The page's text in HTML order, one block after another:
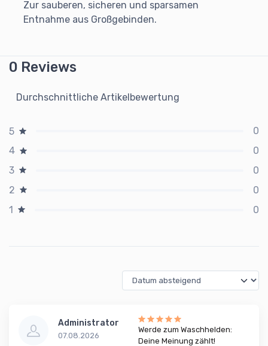
Zur sauberen, sicheren und sparsamen
Entnahme aus Großgebinden.
0 Reviews
Durchschnittliche Artikelbewertung
5
0
4
0
3
0
2
0
1
0
Administrator
07.08.2026
Werde zum Waschhelden:
Deine Meinung zählt!